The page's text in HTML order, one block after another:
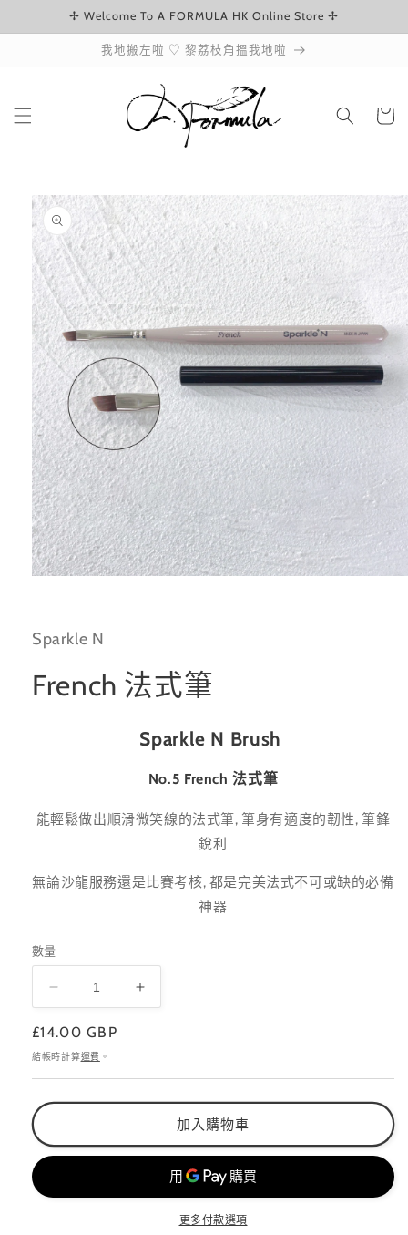
跳至內容✢ Welcome To A FORMULA HK Online Store ✢
我地搬左啦 ♡ 黎荔枝角搵我地啦
物
略過產品
資訊
視
開
Sparkle N
French 法式筆
Sparkle N Brush
No.5 French 法式筆
能輕鬆做出順滑微笑線的法式筆, 筆身有適度的韌性, 筆鋒
銳利
無論沙龍服務還是比賽考核, 都是完美法式不可或缺的必備
神器
數量
French
式
筆
少
French
加
定
價
£14.00 GBP
結帳時計算運費 。
加入購物車
更多付款選項